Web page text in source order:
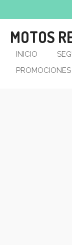
al
contenido
principal
MOTOS
INICIO